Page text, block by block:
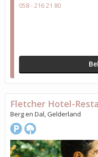
058 - 216 21 80
Fletcher Hotel-
Berg en Dal, Gelderland